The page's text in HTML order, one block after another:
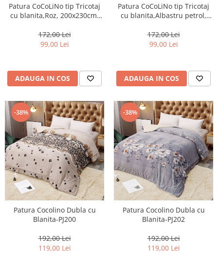
Patura CoCoLiNo tip Tricotaj
cu blanita,Roz, 200x230cm-
172,00 Lei
99,00 Lei
ADAUGA IN COS
Patura CoCoLiNo tip Tricotaj
cu blanita,Albastru petrol,
172,00 Lei
99,00 Lei
ADAUGA IN COS
-38%
Patura Cocolino Dubla cu
Blanita-PJ200
192,00 Lei
119,00 Lei
-38%
Patura Cocolino Dubla cu
Blanita-PJ202
192,00 Lei
119,00 Lei